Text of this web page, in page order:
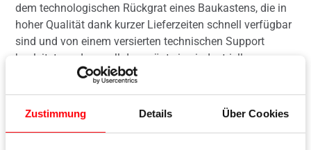
Zustimmung Details Über Cookies
dem technologischen Rückgrat eines Baukastens, die in
hoher Qualität dank kurzer Lieferzeiten schnell verfügbar
sind und von einem versierten technischen Support
begleitet werden – all das prägt eine industrielle
Systemkompetenz, die sich für die Marktpartner in
zentralen Strategieansatz bei Entwicklung und Fertigung